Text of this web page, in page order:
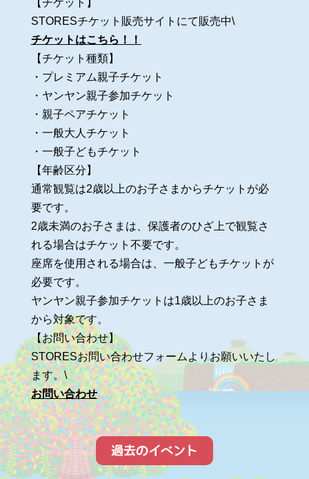
【チケット】
STORESチケット販売サイトにて販売中\
チケットはこちら！！
【チケット種類】
・プレミアム親子チケット
・ヤンヤン親子参加チケット
・親子ペアチケット
・一般大人チケット
・一般子どもチケット
【年齢区分】
通常観覧は2歳以上のお子さまからチケットが必
要です。
2歳未満のお子さまは、保護者のひざ上で観覧さ
れる場合はチケット不要です。
座席を使用される場合は、一般子どもチケットが
必要です。
ヤンヤン親子参加チケットは1歳以上のお子さま
から対象です。
【お問い合わせ】
STORESお問い合わせフォームよりお願いいたし
ます。\
お問い合わせ
過去のイベント